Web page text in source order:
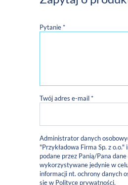
Pytanie *
Twój adres e-mail *
Administrator danych
"Przykładowa Firma Sp. z o.o."
podane przez Panią/Pana
wykorzystywane jedynie w
informacji nt. ochrony danych
się w Polityce prywatności.